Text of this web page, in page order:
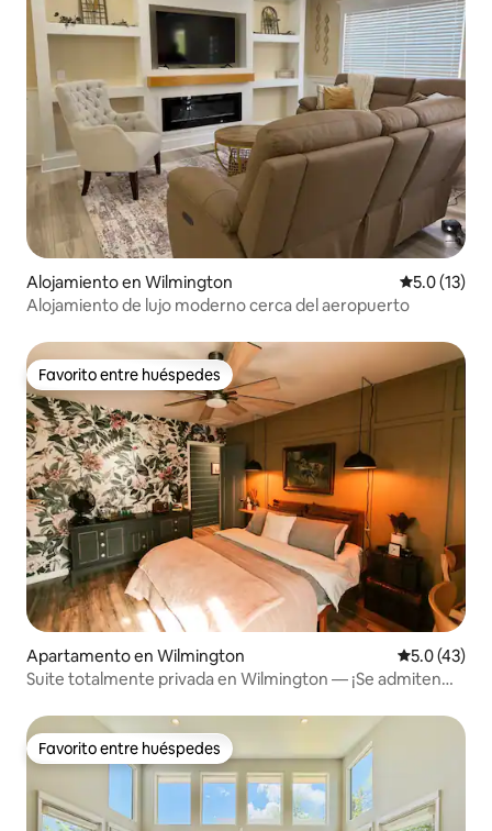
Alojamiento en Wilmington Calificación
5.0 (13)
Alojamiento de lujo moderno cerca del aeropuerto
Favorito entre huéspedes
Favorito entre huéspedes
Apartamento en Wilmington Calificación
5.0 (43)
Suite totalmente privada en Wilmington — ¡Se admiten
Favorito entre huéspedes
Favorito entre huéspedes